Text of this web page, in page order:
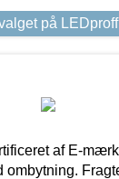
på
af E-
ombytning.